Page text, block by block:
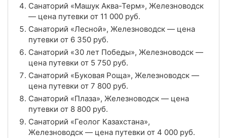
Цена в сутки от5 750руб.
Рейтинг 4.6
Отзывы 24 отзывов
Санаторий «им. Эрнста Тельмана»,
Железноводск 2⭐
Цена в сутки от4 950руб.
Рейтинг 4.3
Санаторий «Машук Аква-Терм», Железноводск
— цена путевки от 11 000 руб.
Санаторий «Лесной», Железноводск — цена
путевки от 6 350 руб.
Санаторий «30 лет Победы», Железноводск —
цена путевки от 5 750 руб.
Санаторий «Буковая Роща», Железноводск —
цена путевки от 7 800 руб.
Санаторий «Плаза», Железноводск — цена
путевки от 8 800 руб.
Санаторий «Геолог Казахстана»,
Железноводск — цена путевки от 4 000 руб.